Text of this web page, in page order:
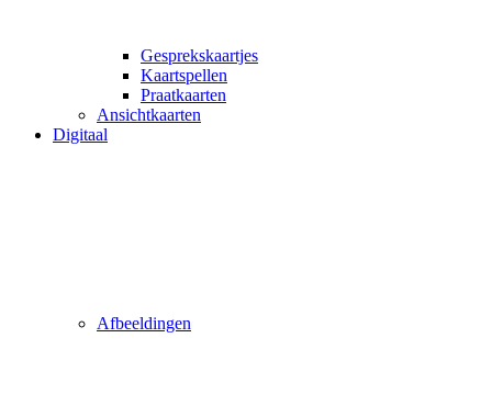
Gesprekskaartjes
Kaartspellen
Praatkaarten
Ansichtkaarten
Digitaal
Afbeeldingen